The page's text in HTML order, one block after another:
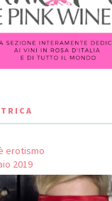
erotismo
2019